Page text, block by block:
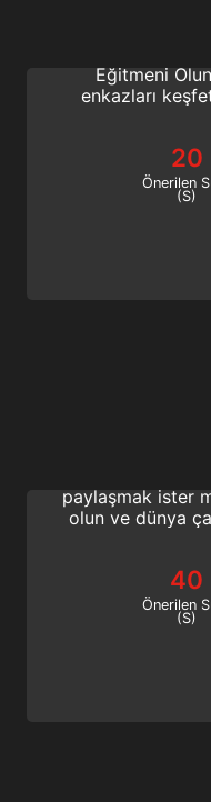
Eğitmeni
enkazları
20
Önerilen
(S)
paylaşmak ister
olun ve dünya
40
Önerilen
(S)